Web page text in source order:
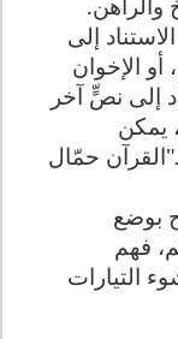
إلى
الإخوان
إلى نصٍّ آخر
يمكن
حمّال
بوضع
فهم
التيارات